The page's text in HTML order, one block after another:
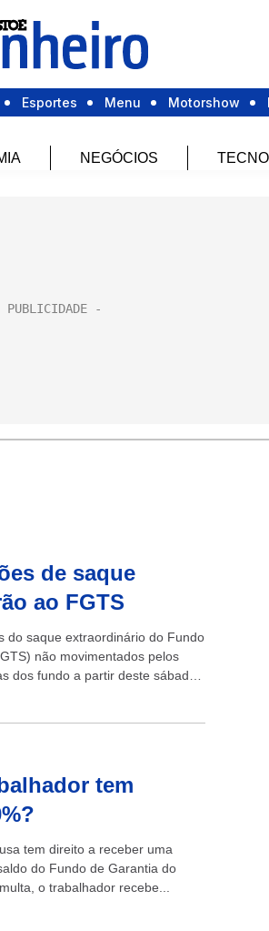
Esportes Menu Motorshow
NEGÓCIOS
de saque
ao FGTS
do saque extraordinário do Fundo
não movimentados pelos
dos fundo a partir deste sábado
tem
tem direito a receber uma
do Fundo de Garantia do
o trabalhador recebe...